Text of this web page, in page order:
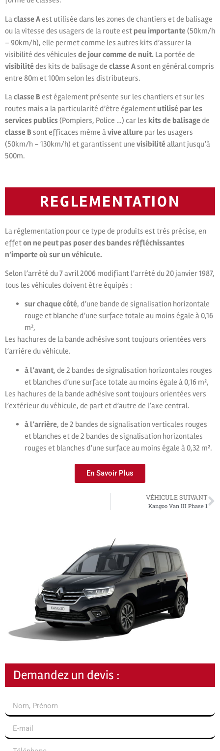
Laclasse Aest utilisée dans les zones de chantiers et de balisage
ou la vitesse des usagers de la route est peu importante (50km/h
– 90km/h), elle permet comme les autres kits d’assurer la
visibilité des véhicules de jour comme de nuit. La portée de
visibilité des kits de balisage de classe Asont en général compris
entre 80m et 100m selon les distributeurs.
Laclasse Best également présente sur les chantiers et sur les
routes mais a la particularité d’être égalementutilisé par les
services publics(Pompiers, Police …) car les kits de balisage de
classe Bsont efficaces même àvive allure par les usagers
(50km/h – 130km/h) et garantissent une visibilité allant jusqu’à
500m.
REGLEMENTATION
La règlementation pour ce type de produits est très précise, en
effeton ne peut pas poser des bandes réfléchissantes
n’importe où sur un véhicule.
Selon l’arrêté du 7 avril 2006 modifiant l’arrêté du 20 janvier 1987,
tous les véhicules doivent être équipés :
sur chaque côté, d’une bande de signalisation horizontale
rouge et blanche d’une surface totale au moins égale à 0,16
m²,
Les hachures de la bande adhésive sont toujours orientées vers
l’arrière du véhicule.
à l’avant, de 2 bandes de signalisation horizontales rouges
et blanches d’une surface totale au moins égale à 0,16 m²,
Les hachures de la bande adhésive sont toujours orientées vers
l’extérieur du véhicule, de part et d’autre de l’axe central.
à l’arrière, de 2 bandes de signalisation verticales rouges
et blanches et de 2 bandes de signalisation horizontales
rouges et blanches d’une surface au moins égale à 0,32 m².
En Savoir Plus
VÉHICULE SUIVANT
Kangoo Van III Phase 1
Demandez un devis :